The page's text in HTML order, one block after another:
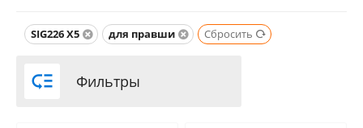
SIG226 X5 для правши Сбросить
 Фильтры